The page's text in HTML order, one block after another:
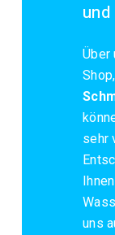
Über
sehr
uns